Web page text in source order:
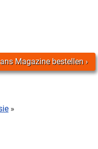
Magazine bestellen
»